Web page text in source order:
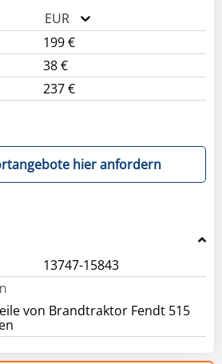
EUR
199 €
38 €
237 €
hier anfordern
13747-15843
von Brandtraktor Fendt 515